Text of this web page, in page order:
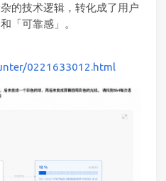
的技术逻辑，转化成了用户
「可靠感」。
0221633012.html